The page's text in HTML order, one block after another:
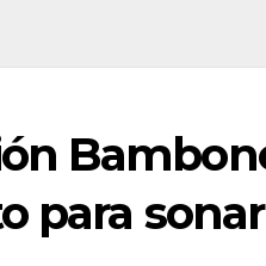
para